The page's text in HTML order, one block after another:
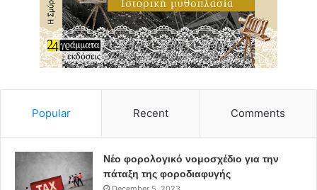
Popular Recent Comments
Νέο φορολογικό νομοσχέδιο για την
πάταξη της φοροδιαφυγής